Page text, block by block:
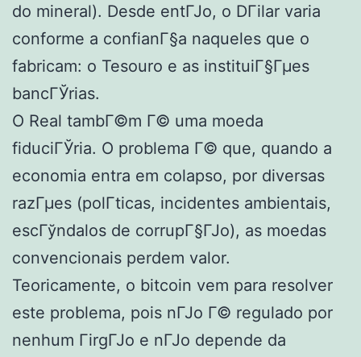
do mineral). Desde entГЈo, o DГіlar varia
conforme a confianГ§a naqueles que o
fabricam: o Tesouro e as instituiГ§Гµes
bancГЎrias.
O Real tambГ©m Г© uma moeda
fiduciГЎria. O problema Г© que, quando a
economia entra em colapso, por diversas
razГµes (polГ­ticas, incidentes ambientais,
escГўndalos de corrupГ§ГЈo), as moedas
convencionais perdem valor.
Teoricamente, o bitcoin vem para resolver
este problema, pois nГЈo Г© regulado por
nenhum ГіrgГЈo e nГЈo depende da